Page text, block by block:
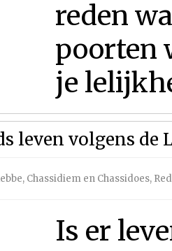
reden
poorten
je
leven volgens de
, Chassidiem en Chassidoes,
Is er